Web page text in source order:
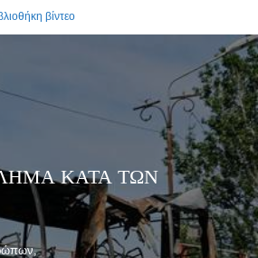
βίντεο
ΚΑΤΆ ΤΩΝ